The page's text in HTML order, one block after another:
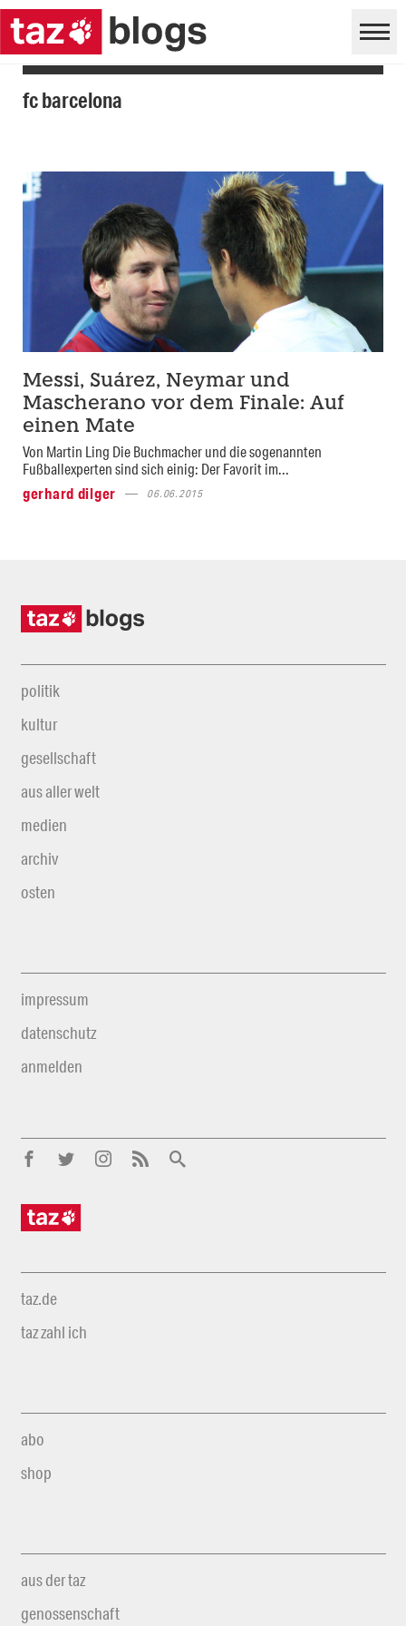
fc barcelona
Messi, Suárez, Neymar und
Mascherano vor dem Finale: Auf
einen Mate
Von Martin Ling Die Buchmacher und die sogenannten
Fußballexperten sind sich einig: Der Favorit im...
gerhard dilger
06.06.2015
politik
kultur
gesellschaft
aus aller welt
medien
archiv
osten
impressum
datenschutz
anmelden
taz.de
taz zahl ich
abo
shop
aus der taz
genossenschaft